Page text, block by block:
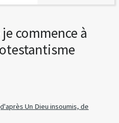
commence à
Un Dieu insoumis, de